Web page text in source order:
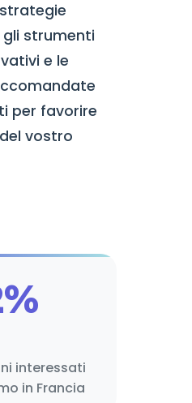
strumenti
e le
per favorire
vostro
interessati
in Francia